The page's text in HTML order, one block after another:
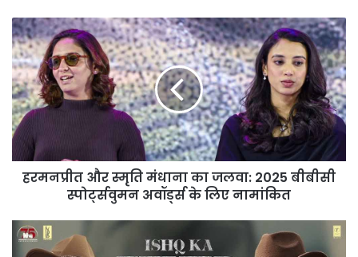
हरमनप्रीत
और
स्मृति
मंधाना
का
जलवा:
2025
बीबीसी
स्पोर्ट्सवुमन
अवॉर्ड्स
नामांकित
हरमनप्रीत और स्मृति मंधाना का जलवा: 2025 बीबीसी
स्पोर्ट्सवुमन अवॉर्ड्स के लिए नामांकित
अरिजीत
सिंह